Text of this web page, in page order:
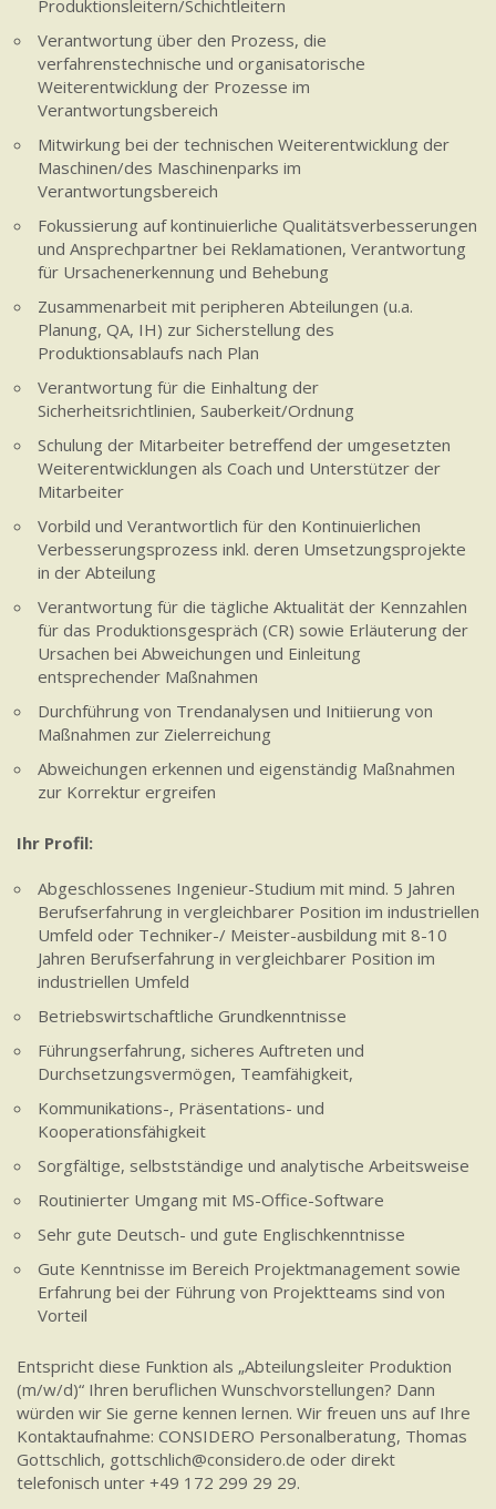
Produktionsleitern/Schichtleitern
Verantwortung über den Prozess, die
verfahrenstechnische und organisatorische
Weiterentwicklung der Prozesse im
Verantwortungsbereich
Mitwirkung bei der technischen Weiterentwicklung der
Maschinen/des Maschinenparks im
Verantwortungsbereich
Fokussierung auf kontinuierliche Qualitätsverbesserungen
und Ansprechpartner bei Reklamationen, Verantwortung
für Ursachenerkennung und Behebung
Zusammenarbeit mit peripheren Abteilungen (u.a.
Planung, QA, IH) zur Sicherstellung des
Produktionsablaufs nach Plan
Verantwortung für die Einhaltung der
Sicherheitsrichtlinien, Sauberkeit/Ordnung
Schulung der Mitarbeiter betreffend der umgesetzten
Weiterentwicklungen als Coach und Unterstützer der
Mitarbeiter
Vorbild und Verantwortlich für den Kontinuierlichen
Verbesserungsprozess inkl. deren Umsetzungsprojekte
in der Abteilung
Verantwortung für die tägliche Aktualität der Kennzahlen
für das Produktionsgespräch (CR) sowie Erläuterung der
Ursachen bei Abweichungen und Einleitung
entsprechender Maßnahmen
Durchführung von Trendanalysen und Initiierung von
Maßnahmen zur Zielerreichung
Abweichungen erkennen und eigenständig Maßnahmen
zur Korrektur ergreifen
Ihr Profil:
Abgeschlossenes Ingenieur-Studium mit mind. 5 Jahren
Berufserfahrung in vergleichbarer Position im industriellen
Umfeld oder Techniker-/ Meister-ausbildung mit 8-10
Jahren Berufserfahrung in vergleichbarer Position im
industriellen Umfeld
Betriebswirtschaftliche Grundkenntnisse
Führungserfahrung, sicheres Auftreten und
Durchsetzungsvermögen, Teamfähigkeit,
Kommunikations-, Präsentations- und
Kooperationsfähigkeit
Sorgfältige, selbstständige und analytische Arbeitsweise
Routinierter Umgang mit MS-Office-Software
Sehr gute Deutsch- und gute Englischkenntnisse
Gute Kenntnisse im Bereich Projektmanagement sowie
Erfahrung bei der Führung von Projektteams sind von
Vorteil
Entspricht diese Funktion als „Abteilungsleiter Produktion
(m/w/d)“ Ihren beruflichen Wunschvorstellungen? Dann
würden wir Sie gerne kennen lernen. Wir freuen uns auf Ihre
Kontaktaufnahme: CONSIDERO Personalberatung, Thomas
Gottschlich, gottschlich@considero.de oder direkt
telefonisch unter +49 172 299 29 29.